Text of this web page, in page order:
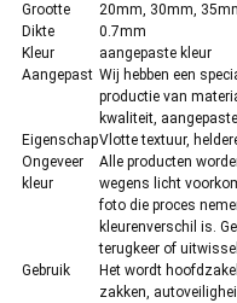
Grootte
20mm, 30mm,
Dikte
0.7mm
Kleur
aangepaste kleur
Aangepast Wij hebben een
productie van
kwaliteit,
EigenschapVlotte textuur,
Ongeveer
kleur
Alle producten
wegens licht
foto die proces
kleurenverschil is.
terugkeer of
Gebruik
Het wordt
zakken,